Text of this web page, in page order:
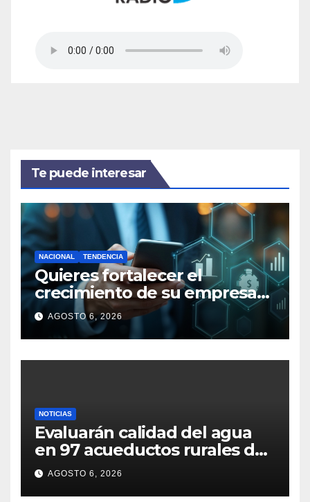
Te puede interesar
NACIONAL TENDENCIA
Quieres fortalecer el
crecimiento de su empresa
en Colombia: ¡Ojo a estas 5
claves financieras!
AGOSTO 6, 2026
NOTICIAS
Evaluarán calidad del agua
en 97 acueductos rurales de
Cundinamarca
AGOSTO 6, 2026